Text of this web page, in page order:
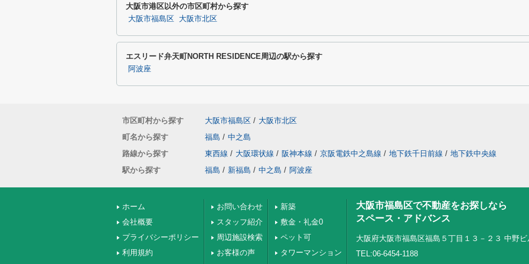
大阪市港区以外の市区町村から探す
大阪市福島区 大阪市北区
エスリード弁天町NORTH RESIDENCE周辺の駅から探す
阿波座
市区町村から探す 大阪市福島区 / 大阪市北区
町名から探す
福島 / 中之島
路線から探す
東西線 / 大阪環状線 / 阪神本線 / 京阪電鉄中之島線 / 地下鉄千日前線 / 地下鉄中央線
駅から探す
福島 / 新福島 / 中之島 / 阿波座
ホーム
会社概要
プライバシーポリシー
利用規約
お問い合わせ
スタッフ紹介
周辺施設検索
お客様の声
新築
敷金・礼金0
ペット可
タワーマンション
大阪市福島区で不動産をお探しなら
スペース・アドバンス
大阪府大阪市福島区福島５丁目１３－２３ 中野
TEL:06-6454-1188